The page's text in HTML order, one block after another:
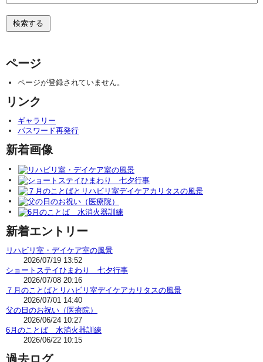
ページ
ページが登録されていません。
リンク
ギャラリー
パスワード再発行
新着画像
新着エントリー
リハビリ室・デイケア室の風景
2026/07/19 13:52
ショートステイひまわり 七夕行事
2026/07/08 20:16
７月のことばとリハビリ室デイケアカリタスの風景
2026/07/01 14:40
父の日のお祝い（医療院）
2026/06/24 10:27
6月のことば 水消火器訓練
2026/06/22 10:15
過去ログ